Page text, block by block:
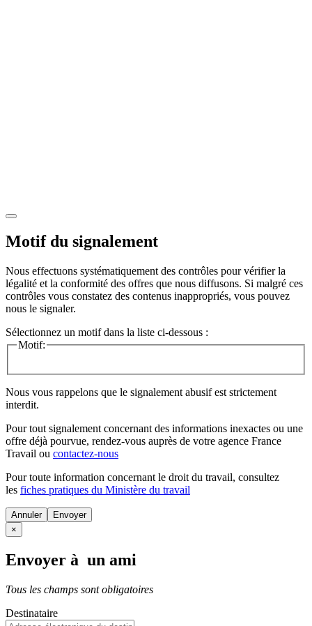
Motif du signalement
Nous effectuons systématiquement des contrôles pour vérifier la
légalité et la conformité des offres que nous diffusons. Si malgré ces
contrôles vous constatez des contenus inappropriés, vous pouvez
nous le signaler.
Sélectionnez un motif dans la liste ci-dessous :
Motif:
Nous vous rappelons que le signalement abusif est strictement
interdit.
Pour tout signalement concernant des informations inexactes ou une
offre déjà pourvue, rendez-vous auprès de votre agence France
Travail ou contactez-nous
Pour toute information concernant le droit du travail, consultez
les fiches pratiques du Ministère du travail
Annuler
×
Envoyer à un ami
Tous les champs sont obligatoires
Destinataire